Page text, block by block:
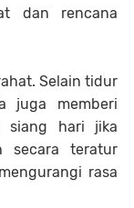
dan rencana
Selain tidur
juga memberi
siang hari jika
secara teratur
rasa